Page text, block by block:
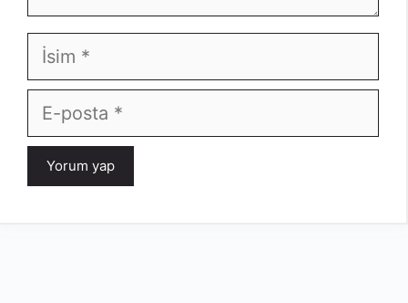
İsim
E-
posta